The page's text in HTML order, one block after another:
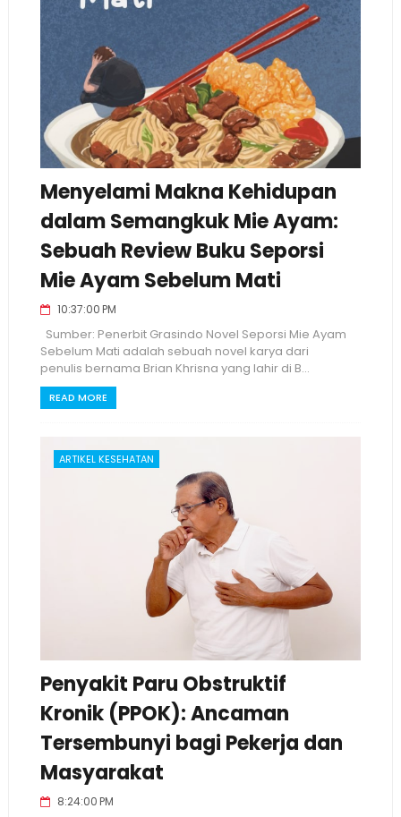
Menyelami Makna Kehidupan
dalam Semangkuk Mie Ayam:
Sebuah Review Buku Seporsi
Mie Ayam Sebelum Mati
10:37:00 PM
Sumber: Penerbit Grasindo Novel Seporsi Mie Ayam
Sebelum Mati adalah sebuah novel karya dari
penulis bernama Brian Khrisna yang lahir di B...
READ MORE
ARTIKEL KESEHATAN
Penyakit Paru Obstruktif
Kronik (PPOK): Ancaman
Tersembunyi bagi Pekerja dan
Masyarakat
8:24:00 PM